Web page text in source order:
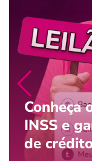
Conheça
INSS e
de